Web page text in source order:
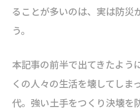
ることが多いのは、実は防災
う。
本記事の前半で出てきたよう
くの人々の生活を壊してしま
代。強い土手をつくり決壊を